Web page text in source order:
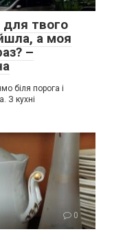
твого
а моя
–
біля порога і
З кухні
0